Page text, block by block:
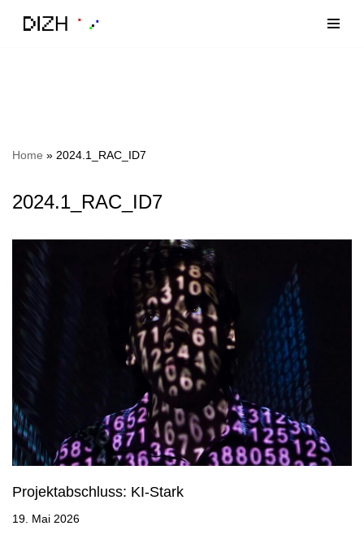
Home » 2024.1_RAC_ID7
2024.1_RAC_ID7
Projektabschluss: KI-Stark
19. Mai 2026